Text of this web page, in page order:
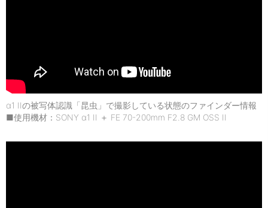
α1 IIの被写体認識「昆虫」で撮影している状態のファインダー情報
■使用機材：SONY α1 II ＋ FE 70-200mm F2.8 GM OSS II